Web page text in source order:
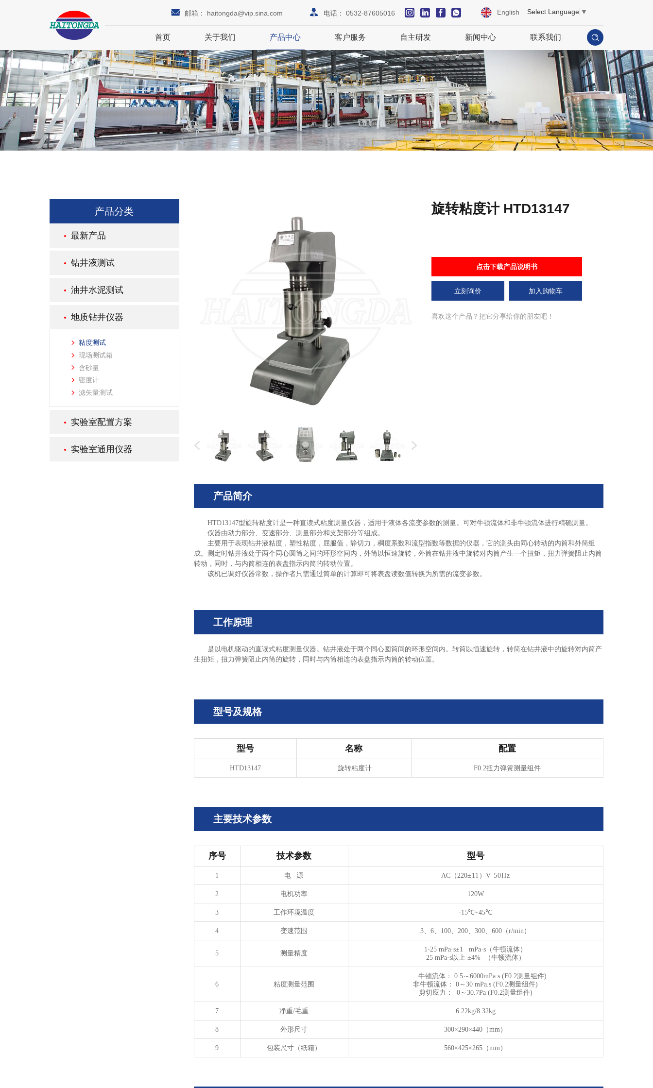
Select Language ▼
English
邮箱： haitongda@vip.sina.com 电话： 0532-87605016
首页 关于我们 产品中心 客户服务 自主研发 新闻中心 联系我们
产品分类
最新产品
钻井液测试
油井水泥测试
地质钻井仪器
粘度测试
现场测试箱
含砂量
密度计
滤矢量测试
实验室配置方案
实验室通用仪器
旋转粘度计 HTD13147
点击下载产品说明书
立刻询价 加入购物车
喜欢这个产品？把它分享给你的朋友吧！
产品简介
HTD13147型旋转粘度计是一种直读式粘度测量仪器，适用于液体各流变参数的测量。可对牛顿流体和非牛顿流体进行精确测量。
仪器由动力部分、变速部分、测量部分和支架部分等组成。
主要用于表现钻井液粘度，塑性粘度，屈服值，静切力，稠度系数和流型指数等数据的仪器，它的测头由同心转动的内筒和外筒组
成。测定时钻井液处于两个同心圆筒之间的环形空间内，外筒以恒速旋转，外筒在钻井液中旋转对内筒产生一个扭矩，扭力弹簧阻止内筒
转动，同时，与内筒相连的表盘指示内筒的转动位置。
该机已调好仪器常数，操作者只需通过简单的计算即可将表盘读数值转换为所需的流变参数。
工作原理
是以电机驱动的直读式粘度测量仪器。钻井液处于两个同心圆筒间的环形空间内。转筒以恒速旋转，转筒在钻井液中的旋转对内筒产
生扭矩，扭力弹簧阻止内筒的旋转，同时与内筒相连的表盘指示内筒的转动位置。
型号及规格
型号 名称 配置
HTD13147 旋转粘度计 F0.2扭力弹簧测量组件
主要技术参数
序号 技术参数 型号
1 电 源 AC（220±11 ） V 50Hz
2 电机功率 120W
3 工作环境温度 -15℃~45℃
4 变速范围 3、6、 100、200、300、600 （r/min）
5 测量精度
1-25 mPa·s±1 mPa·s （牛顿流体）
25 mPa·s以上 ±4% （牛顿流体）
6 粘度测量范围
牛顿流体： 0.5～ 6000mPa.s(F0.2测量组件)
非牛顿流体：
0 ～30 mPa.s(F0.2测量组件)
剪切应力：
0～ 30.7Pa (F0.2测量组件)
7 净重/毛重 6.22kg/8.32kg
8 外形尺寸 300×290×440 （mm）
9 包装尺寸（纸箱） 560×425×265 （mm）